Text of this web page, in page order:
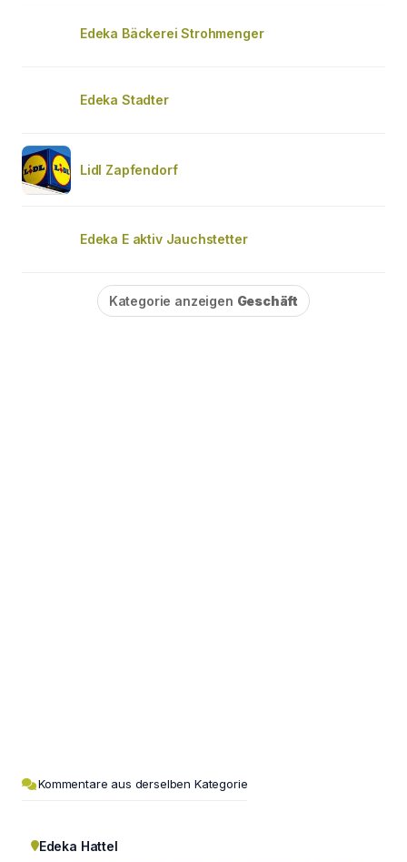
Edeka Bäckerei Strohmenger
Edeka Stadter
Lidl Zapfendorf
Edeka E aktiv Jauchstetter
Kategorie anzeigen Geschäft
Kommentare aus derselben Kategorie
Edeka Hattel